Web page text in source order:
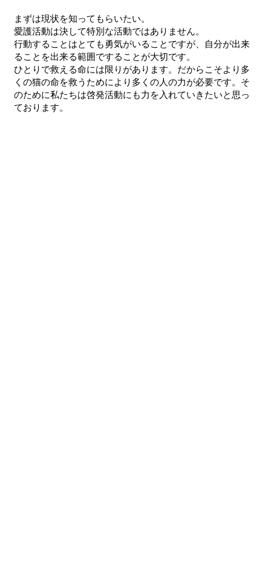
まずは現状を知ってもらいたい。
愛護活動は決して特別な活動ではありません。​
行動することはとても勇気がいることですが、自分が出来
ることを出来る範囲ですることが大切です。
​ひとりで救える命には限りがあります。だからこそより多
くの猫の命を救うためにより多くの人の力が必要です。そ
のために私たちは啓発活動にも力を入れていきたいと思っ
ております。